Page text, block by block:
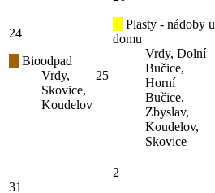
24
Bioodpad
Vrdy,
Skovice,
Koudelov
25
Plasty - nádoby u
domu
Vrdy, Dolní
Bučice,
Horní
Bučice,
Zbyslav,
Koudelov,
Skovice
31
2